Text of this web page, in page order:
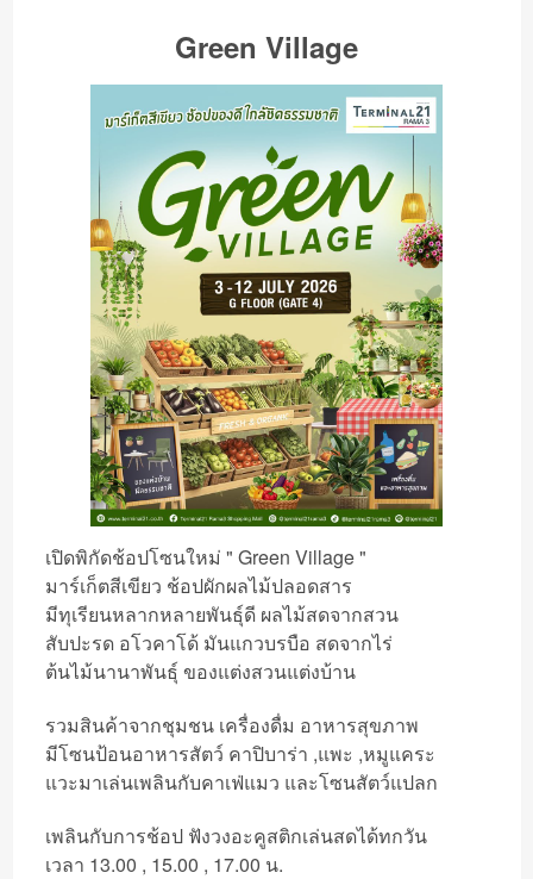
Green Village
เปิดพิกัดช้อปโซนใหม่ " Green Village "
มาร์เก็ตสีเขียว ช้อปผักผลไม้ปลอดสาร
มีทุเรียนหลากหลายพันธุ์ดี ผลไม้สดจากสวน
สับปะรด อโวคาโด้ มันแกวบรบือ สดจากไร่
ต้นไม้นานาพันธ์ุ ของแต่งสวนแต่งบ้าน
รวมสินค้าจากชุมชน เครื่องดื่ม อาหารสุขภาพ
มีโซนป้อนอาหารสัตว์ คาปิบาร่า ,แพะ ,หมูแคระ
แวะมาเล่นเพลินกับคาเฟ่แมว และโซนสัตว์แปลก
เพลินกับการช้อป ฟังวงอะคูสติกเล่นสดได้ทกวัน
เวลา 13.00 , 15.00 , 17.00 น.